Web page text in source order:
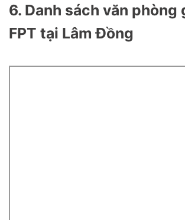
6. Danh sách văn phòng
FPT tại Lâm Đồng